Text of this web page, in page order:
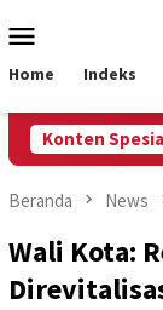
ke
Mobile
Home Indeks
Konten
Bongkar
Beranda News
Wali Kota: